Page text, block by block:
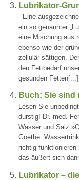
Lubrikator-
Eine
ein so genannter
eine Mischung aus
ebenso wie der
zellulär sättigen.
den Fettbedarf
gesunden
Buch: Sie sind
Lesen Sie
durstig! Dr. med.
Wasser und Salz
Goethe.
richtig funktionieren
das äußert sich
Lubrikator –